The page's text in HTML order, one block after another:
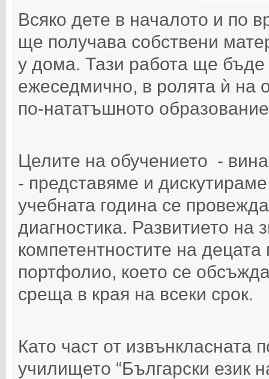
Всяко дете в началото и по
ще получава собствени
у дома. Тази работа ще
ежеседмично, в ролята ѝ на
по-нататъшното
Целите на обучението -
- представяме и
учебната година се
диагностика. Развитието на
компетентностите на
портфолио, което се
среща в края на всеки срок.
Като част от извънкласната
училището “Български език